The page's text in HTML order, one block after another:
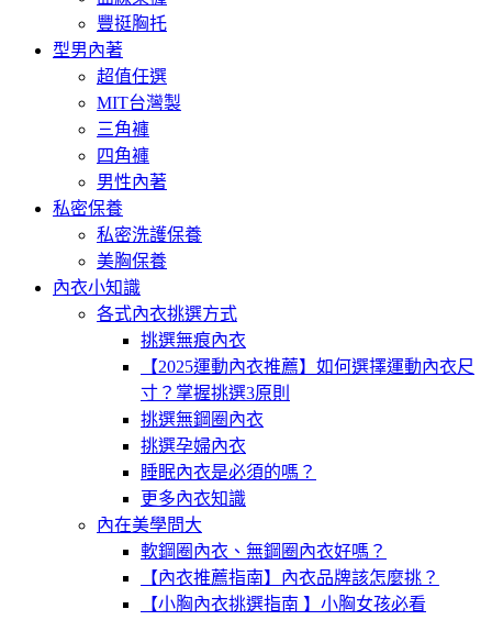
豐挺胸托
型男內著
超值任選
MIT台灣製
三角褲
四角褲
男性內著
私密保養
私密洗護保養
美胸保養
內衣小知識
各式內衣挑選方式
挑選無痕內衣
【2025運動內衣推薦】如何選擇運動內衣尺
寸？掌握挑選3原則
挑選無鋼圈內衣
挑選孕婦內衣
睡眠內衣是必須的嗎？
更多內衣知識
內在美學問大
軟鋼圈內衣、無鋼圈內衣好嗎？
【內衣推薦指南】內衣品牌該怎麼挑？
【小胸內衣挑選指南 】小胸女孩必看